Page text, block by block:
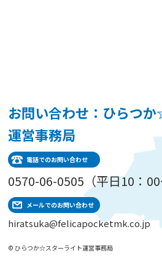
お問い合わせ：ひらつ
運営事務局
電話でのお問い合わせ
0570-06-0505（平日10：00
メールでのお問い合わせ
hiratsuka@felicapocketmk.co.jp
© ひらつか☆スターライト運営事務局